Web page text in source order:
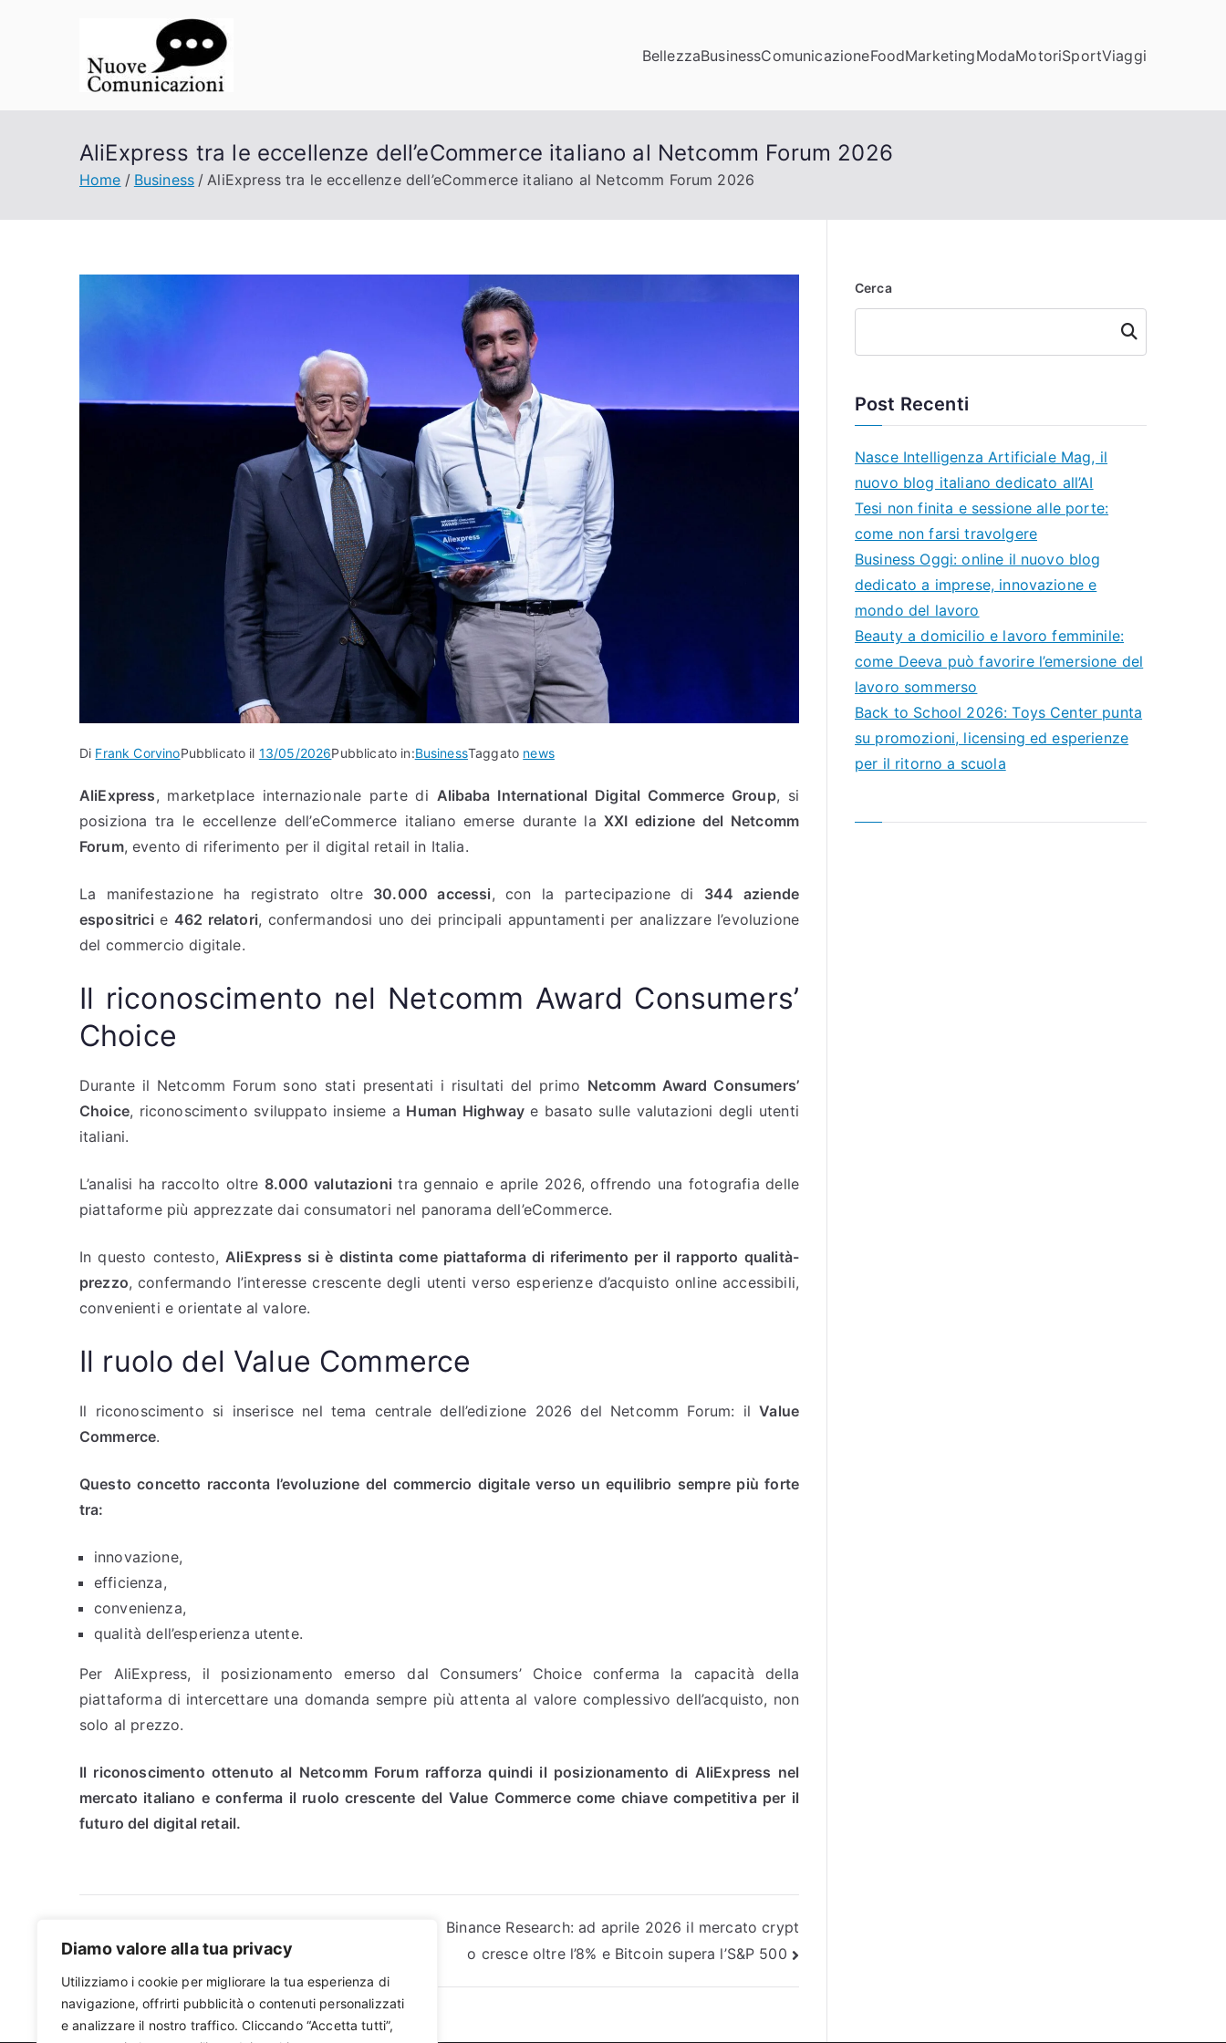
Diamo valore alla tua privacy
Utilizziamo i cookie per migliorare la tua esperienza di
navigazione, offrirti pubblicità o contenuti personalizzati
e analizzare il nostro traffico. Cliccando “Accetta tutti”,
BellezzaBusinessComunicazioneFoodMarketingModaMotoriSportViaggi
AliExpress tra le eccellenze dell’eCommerce italiano al Netcomm Forum 2026
Home Business AliExpress tra le eccellenze dell’eCommerce italiano al Netcomm Forum 2026
Di Frank CorvinoPubblicato il 13/05/2026Pubblicato in:BusinessTaggato news
AliExpress, marketplace internazionale parte di Alibaba International Digital Commerce Group, si
posiziona tra le eccellenze dell’eCommerce italiano emerse durante laXXI edizione del Netcomm
Forum, evento di riferimento per il digital retail in Italia.
La manifestazione ha registrato oltre 30.000 accessi, con la partecipazione di 344 aziende
espositrici e 462 relatori, confermandosi uno dei principali appuntamenti per analizzare l’evoluzione
del commercio digitale.
Il riconoscimento nel Netcomm Award Consumers’
Choice
Durante il Netcomm Forum sono stati presentati i risultati del primo Netcomm Award Consumers’
Choice, riconoscimento sviluppato insieme a Human Highwaye basato sulle valutazioni degli utenti
italiani.
L’analisi ha raccolto oltre 8.000 valutazioni tra gennaio e aprile 2026, offrendo una fotografia delle
piattaforme più apprezzate dai consumatori nel panorama dell’eCommerce.
In questo contesto, AliExpress si è distinta come piattaforma di riferimento per il rapporto qualità-
prezzo, confermando l’interesse crescente degli utenti verso esperienze d’acquisto online accessibili,
convenienti e orientate al valore.
Il ruolo del Value Commerce
Il riconoscimento si inserisce nel tema centrale dell’edizione 2026 del Netcomm Forum: ilValue
Commerce.
Questo concetto racconta l’evoluzione del commercio digitale verso un equilibrio sempre più forte
tra:
innovazione,
efficienza,
convenienza,
qualità dell’esperienza utente.
Per AliExpress, il posizionamento emerso dal Consumers’ Choice conferma la capacità della
piattaforma di intercettare una domanda sempre più attenta al valore complessivo dell’acquisto, non
solo al prezzo.
Il riconoscimento ottenuto al Netcomm Forum rafforza quindi il posizionamento di AliExpress nel
mercato italiano e conferma il ruolo crescente del Value Commerce come chiave competitiva per il
futuro del digital retail.
articoli
piattaforma strategica per i brand
Binance Research: ad aprile 2026 il mercato crypt
o cresce oltre l’8% e Bitcoin supera l’S&P 500
Cerca
Cerca
Post Recenti
Nasce Intelligenza Artificiale Mag, il
nuovo blog italiano dedicato all’AI
Tesi non finita e sessione alle porte:
come non farsi travolgere
Business Oggi: online il nuovo blog
dedicato a imprese, innovazione e
mondo del lavoro
Beauty a domicilio e lavoro femminile:
come Deeva può favorire l’emersione del
lavoro sommerso
Back to School 2026: Toys Center punta
su promozioni, licensing ed esperienze
per il ritorno a scuola